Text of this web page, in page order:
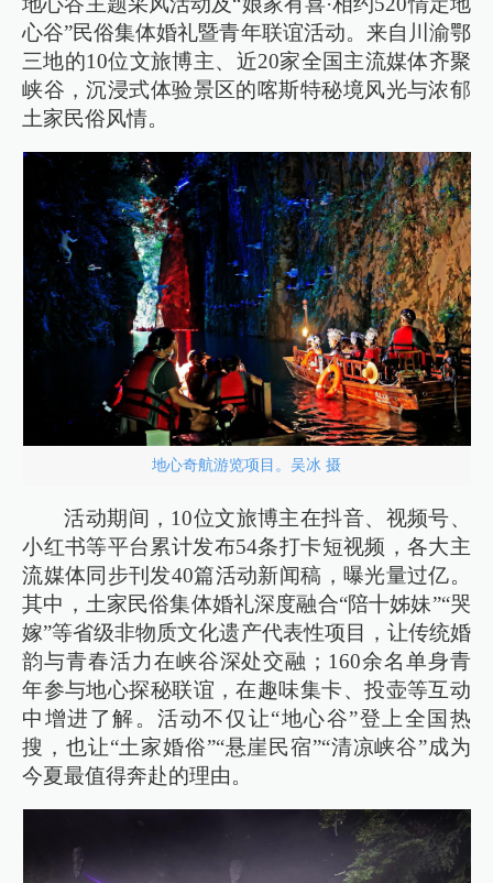
心谷”民俗集体婚礼暨青年联谊活动。来自川渝鄂
三地的10位文旅博主、近20家全国主流媒体齐聚
峡谷，沉浸式体验景区的喀斯特秘境风光与浓郁
土家民俗风情。
地心奇航游览项目。吴冰 摄
活动期间，10位文旅博主在抖音、视频号、
小红书等平台累计发布54条打卡短视频，各大主
流媒体同步刊发40篇活动新闻稿，曝光量过亿。
其中，土家民俗集体婚礼深度融合“陪十姊妹”“哭
嫁”等省级非物质文化遗产代表性项目，让传统婚
韵与青春活力在峡谷深处交融；160余名单身青
年参与地心探秘联谊，在趣味集卡、投壶等互动
中增进了解。活动不仅让“地心谷”登上全国热
搜，也让“土家婚俗”“悬崖民宿”“清凉峡谷”成为
今夏最值得奔赴的理由。